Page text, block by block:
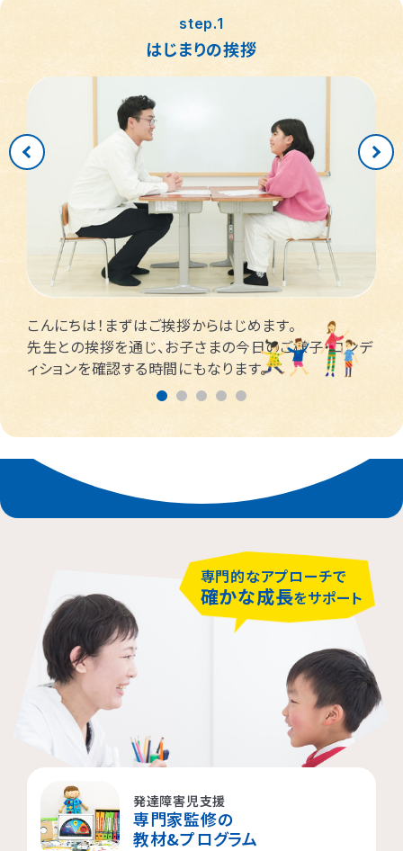
step.1
はじまりの挨拶
こんにちは！まずはご挨拶からはじめます。
先生との挨拶を通じ、お子さまの今日のご様子・コンデ
ィションを確認する時間にもなります。
専門的なアプローチで
確かな成長をサポート
発達障害児支援
専門家監修の
教材&プログラム